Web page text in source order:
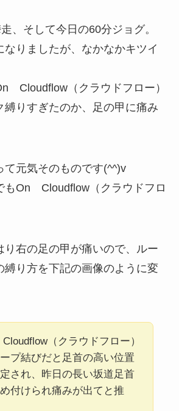
、そして今日の60分ジョグ。
なりましたが、なかなかキツイ
Cloudflow（クラウドフロー）
縛りすぎたのか、足の甲に痛み
て元気そのものです(^^)v
もOn Cloudflow（クラウドフロ
り右の足の甲が痛いので、ルー
縛り方を下記の画像のように変
（クラウドフロー）
プ結びだと足首の高い位置
され、昨日の長い坂道足首
付けられ痛みが出てと推